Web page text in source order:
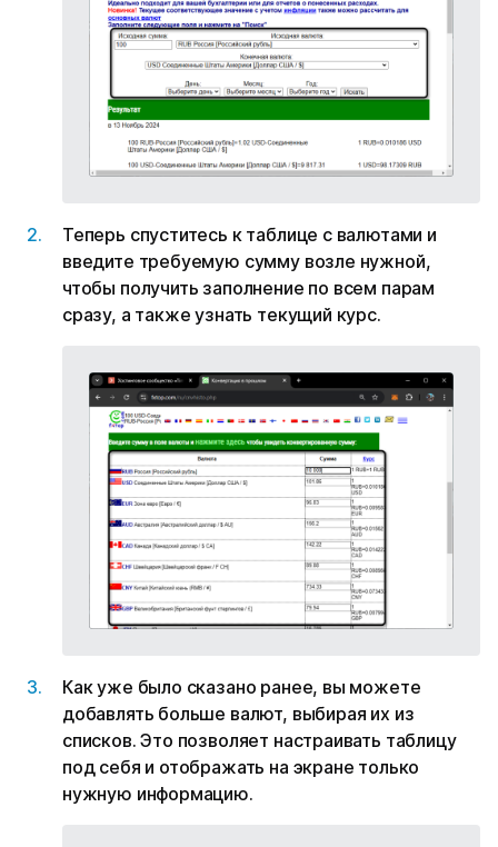
Теперь спуститесь к таблице с валютами и
введите требуемую сумму возле нужной,
чтобы получить заполнение по всем парам
сразу, а также узнать текущий курс.
Как уже было сказано ранее, вы можете
добавлять больше валют, выбирая их из
списков. Это позволяет настраивать таблицу
под себя и отображать на экране только
нужную информацию.